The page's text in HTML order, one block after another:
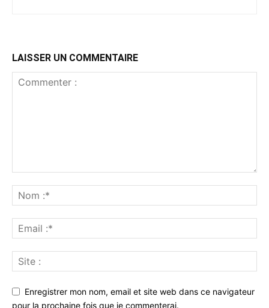
LAISSER UN COMMENTAIRE
Enregistrer mon nom, email et site web dans ce navigateur
pour la prochaine fois que je commenterai.